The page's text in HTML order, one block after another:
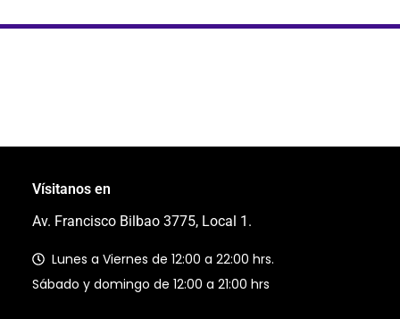
Vísitanos en
Av. Francisco Bilbao 3775, Local 1.
Lunes a Viernes de 12:00 a 22:00 hrs.
Sábado y domingo de 12:00 a 21:00 hrs